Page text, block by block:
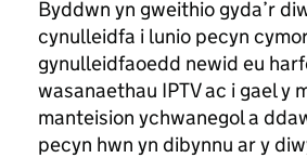
Byddwn yn gweithio gyda’r
cynulleidfa i lunio pecyn
gynulleidfaoedd newid eu
wasanaethau IPTV ac i gael y
manteision ychwanegol a
pecyn hwn yn dibynnu ar y